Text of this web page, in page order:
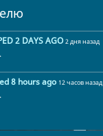
2 DAYS AGO 2 дня назад
8 hours ago 12 часов назад